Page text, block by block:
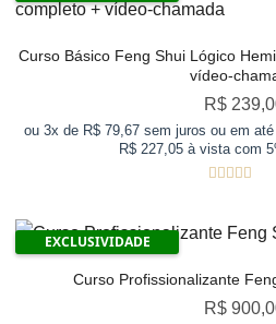
Curso Básico Feng Shui Lógico
vídeo-
R$
ou 3x de R$ 79,67 sem juros ou em
R$ 227,05 à vista com
EXCLUSIVIDADE
Curso Profissionalizante
R$